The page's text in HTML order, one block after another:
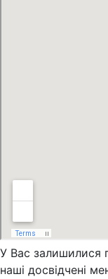
У Вас залишилися
наші досвідчені